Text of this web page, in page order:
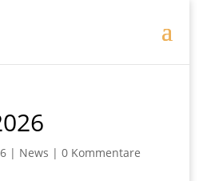
| News | 0 Kommentare